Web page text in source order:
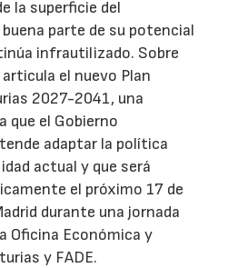
la superficie del
parte de su potencial
infrautilizado. Sobre
el nuevo Plan
2027-2041, una
que el Gobierno
adaptar la política
actual y que será
el próximo 17 de
durante una jornada
Oficina Económica y
y FADE.